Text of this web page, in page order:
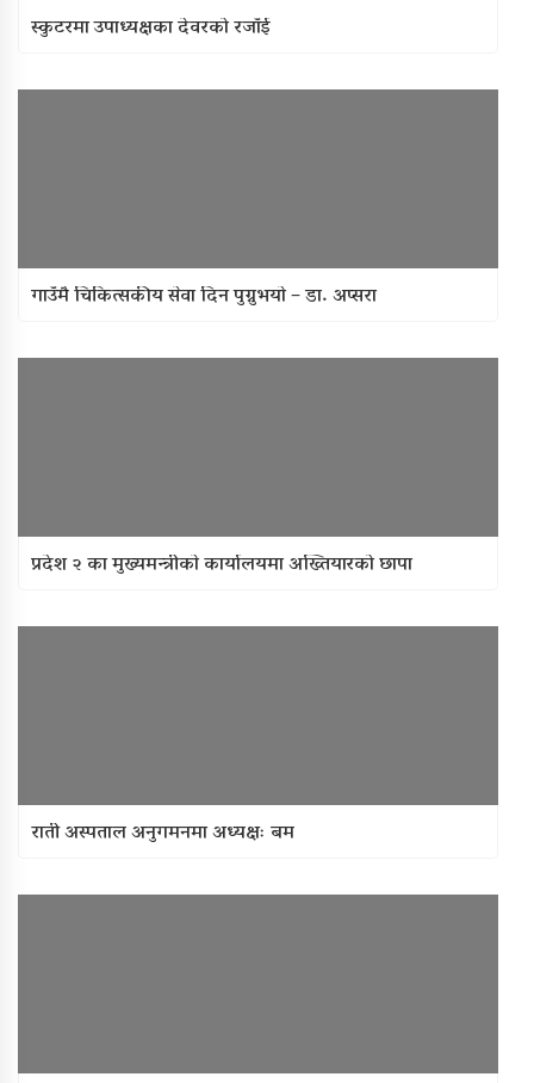
स्कुटरमा उपाध्यक्षका देवरको रजाँई
गाउँमै चिकित्सकीय सेवा दिन पुग्नुभयाे – डा. अप्सरा
प्रदेश २ का मुख्यमन्त्रीकाे कार्यालयमा अख्तियारको छापा
राती अस्पताल अनुगमनमा अध्यक्षः बम